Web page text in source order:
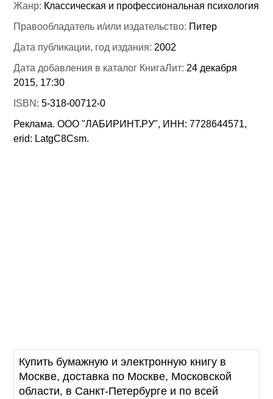
Жанр: Классическая и профессиональная психология
Правообладатель и/или издательство: Питер
Дата публикации, год издания: 2002
Дата добавления в каталог КнигаЛит: 24 декабря
2015, 17:30
ISBN:5-318-00712-0
Реклама. ООО "ЛАБИРИНТ.РУ", ИНН: 7728644571,
erid: LatgC8Csm.
Купить бумажную и электронную книгу в
Москве, доставка по Москве, Московской
области, в Санкт-Петербурге и по всей